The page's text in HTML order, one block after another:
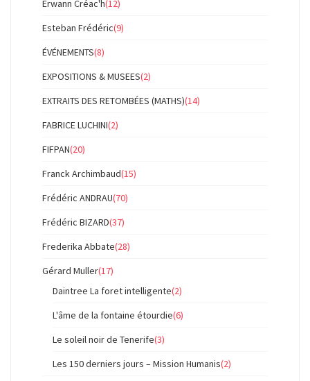
Erwann Créac'h(12)
Esteban Frédéric(9)
ÉVÉNEMENTS(8)
EXPOSITIONS & MUSEES(2)
EXTRAITS DES RETOMBÉES (MATHS)(14)
FABRICE LUCHINI(2)
FIFPAN(20)
Franck Archimbaud(15)
Frédéric ANDRAU(70)
Frédéric BIZARD(37)
Frederika Abbate(28)
Gérard Muller(17)
Daintree La foret intelligente(2)
L'âme de la fontaine étourdie(6)
Le soleil noir de Tenerife(3)
Les 150 derniers jours – Mission Humanis(2)